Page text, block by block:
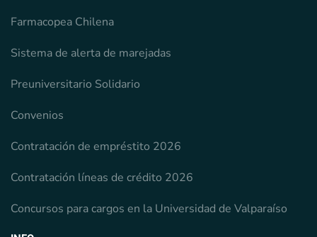
Farmacopea Chilena
Sistema de alerta de marejadas
Preuniversitario Solidario
Convenios
Contratación de empréstito 2026
Contratación líneas de crédito 2026
Concursos para cargos en la Universidad de Valparaíso